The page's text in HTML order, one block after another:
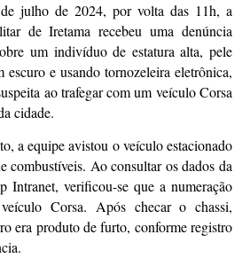
julho de 2024, por volta das 11h, a
de Iretama recebeu uma denúncia
um indivíduo de estatura alta, pele
escuro e usando tornozeleira eletrônica,
ao trafegar com um veículo Corsa
cidade.
a equipe avistou o veículo estacionado
combustíveis. Ao consultar os dados da
Intranet, verificou-se que a numeração
Corsa. Após checar o chassi,
era produto de furto, conforme registro